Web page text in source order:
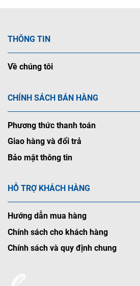
THÔNG TIN
Về chúng tôi
CHÍNH SÁCH BÁN HÀNG
Phương thức thanh toán
Giao hàng và đổi trả
Bảo mật thông tin
HỖ TRỢ KHÁCH HÀNG
Hướng dẫn mua hàng
Chính sách cho khách hàng
Chính sách và quy định chung